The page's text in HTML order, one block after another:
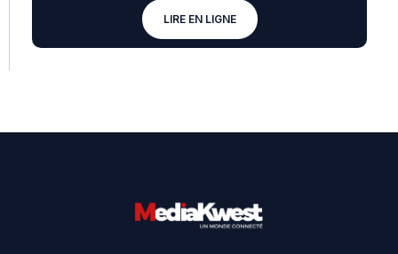
LIRE EN LIGNE